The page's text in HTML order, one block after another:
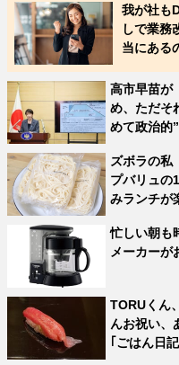
我が社も
しで業務
当にある
高市早苗が
め、ただそ
めて政治的
ズボラの私
プバリュの
みランチが
忙しい朝も
メーカーが
TORUくん
んお祝い、
｢ごはん日記